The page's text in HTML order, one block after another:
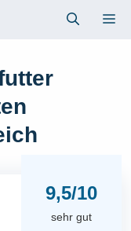
9,5/10
sehr gut